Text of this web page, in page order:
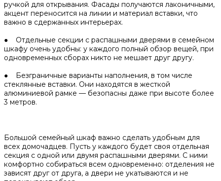
ручкой для открывания. Фасады получаются лаконичными,
акцент переносится на линии и материал вставки, что
важно в сдержанных интерьерах.
● Отдельные секции с распашными дверями в семейном
шкафу очень удобны: у каждого полный обзор вещей, при
одновременных сборах никто не мешает друг другу.
● Безграничные варианты наполнения, в том числе
стеклянные вставки. Они находятся в жесткой
алюминиевой рамке — безопасны даже при высоте более
3 метров.
Большой семейный шкаф важно сделать удобным для
всех домочадцев. Пусть у каждого будет своя отдельная
секция с одной или двумя распашными дверями. С ними
комфортно собираться всем одновременно: отделения не
зависят друг от друга, а двери не укатываются и не